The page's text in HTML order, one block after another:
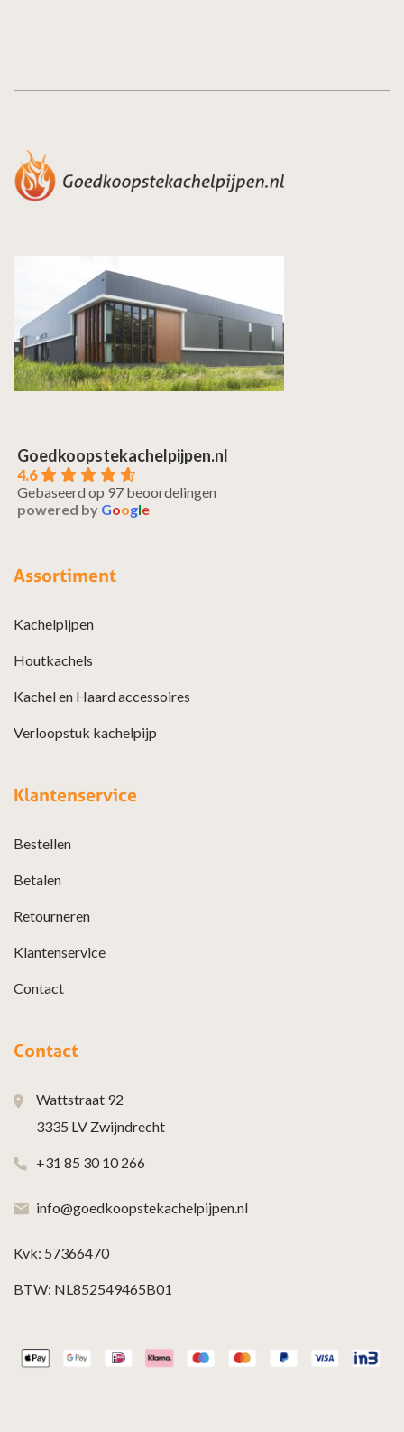
Goedkoopstekachelpijpen.nl
4.6
Gebaseerd op 97 beoordelingen
powered by Google
Assortiment
Kachelpijpen
Houtkachels
Kachel en Haard accessoires
Verloopstuk kachelpijp
Klantenservice
Bestellen
Betalen
Retourneren
Klantenservice
Contact
Contact
Wattstraat 92
3335 LV Zwijndrecht
+31 85 30 10 266
info@goedkoopstekachelpijpen.nl
Kvk: 57366470
BTW: NL852549465B01